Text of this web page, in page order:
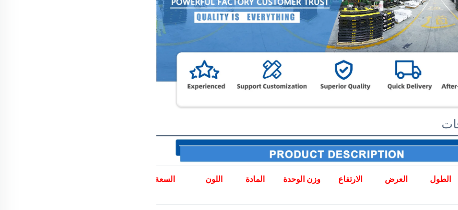
الطول العرض الارتفاع وزن الوحدة المادة اللون السعة